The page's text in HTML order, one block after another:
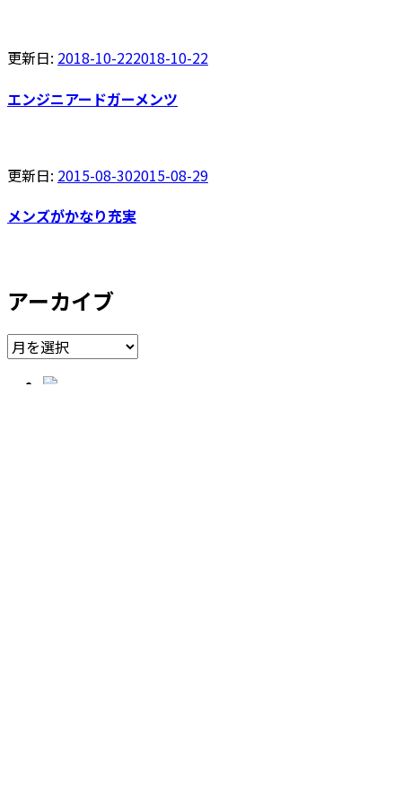
更新日: 2018-10-222018-10-22
エンジニアードガーメンツ
更新日: 2015-08-302015-08-29
メンズがかなり充実
アーカイブ
ア
ー